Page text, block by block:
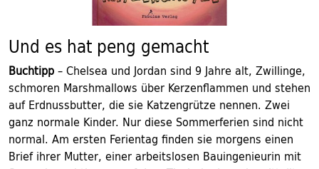
Und es hat peng gemacht
Buchtipp– Chelsea und Jordan sind 9 Jahre alt, Zwillinge,
schmoren Marshmallows über Kerzenflammen und stehen
auf Erdnussbutter, die sie Katzengrütze nennen. Zwei
ganz normale Kinder. Nur diese Sommerferien sind nicht
normal. Am ersten Ferientag finden sie morgens einen
Brief ihrer Mutter, einer arbeitslosen Bauingenieurin mit